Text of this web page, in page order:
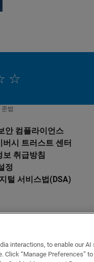
법
안 컴플라이언스
버시 트러스트 센터
보 취급방침
정
털 서비스법(DSA)
interactions, to enable our AI
Click “Manage Preferences”